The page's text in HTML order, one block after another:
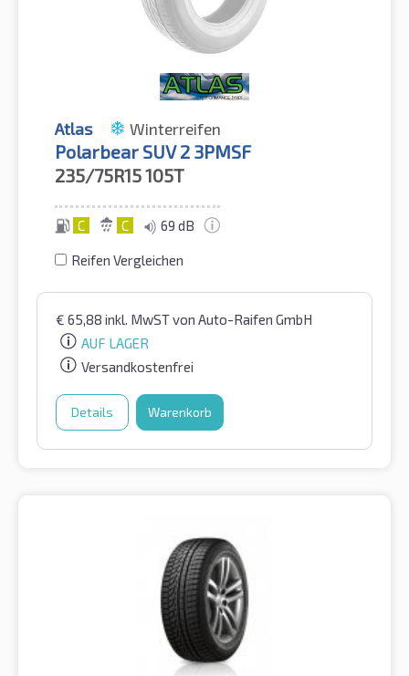
Atlas Winterreifen
Polarbear SUV 2 3PMSF
235/75R15105T
C C 69 dB
Reifen Vergleichen
€ 65,88 inkl. MwSTvon Auto-Raifen GmbH
AUF LAGER
Versandkostenfrei
Details Warenkorb